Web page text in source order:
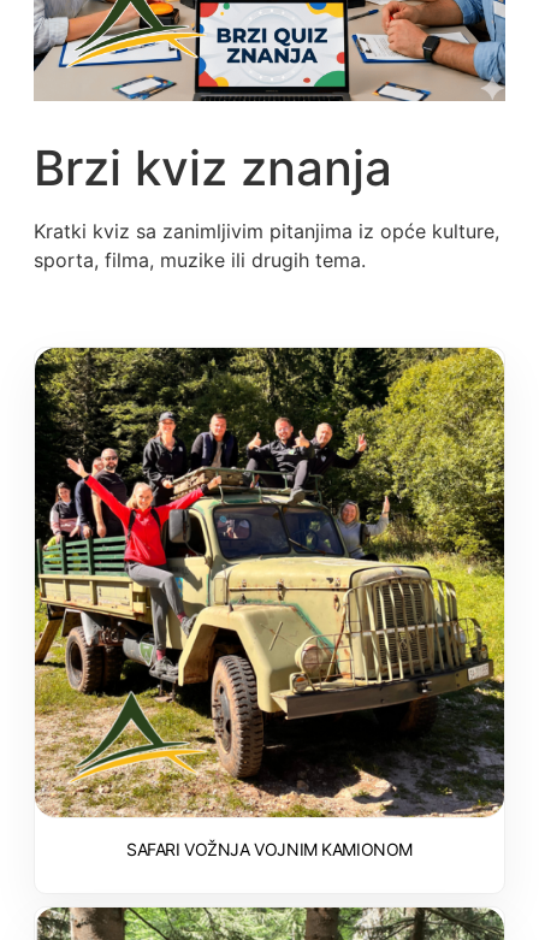
Brzi kviz znanja
Kratki kviz sa zanimljivim pitanjima iz opće kulture,
sporta, filma, muzike ili drugih tema.
SAFARI VOŽNJA VOJNIM KAMIONOM